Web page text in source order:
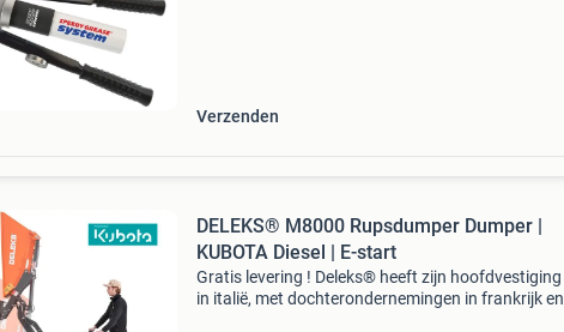
Verzenden
DELEKS® M8000 Rupsdumper Dumper |
KUBOTA Diesel | E-start
Gratis levering ! Deleks® heeft zijn hoofdvestiging
in italië, met dochterondernemingen in frankrijk en